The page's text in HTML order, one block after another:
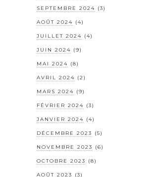
SEPTEMBRE 2024 (3)
AOÛT 2024 (4)
JUILLET 2024 (4)
JUIN 2024 (9)
MAI 2024 (8)
AVRIL 2024 (2)
MARS 2024 (9)
FÉVRIER 2024 (3)
JANVIER 2024 (4)
DÉCEMBRE 2023 (5)
NOVEMBRE 2023 (6)
OCTOBRE 2023 (8)
AOÛT 2023 (3)